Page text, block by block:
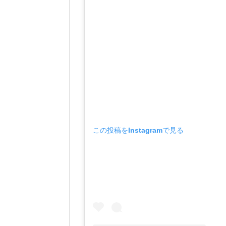
この投稿をInstagramで見る